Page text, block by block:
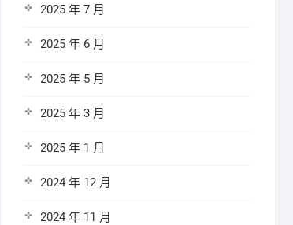
2025 年 7 月
2025 年 6 月
2025 年 5 月
2025 年 3 月
2025 年 1 月
2024 年 12 月
2024 年 11 月